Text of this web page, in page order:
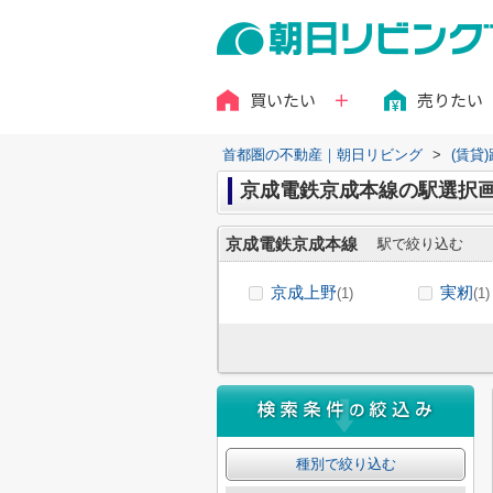
買いたい 売りたい
首都圏の不動産｜朝日リビング > (賃貸)
京成電鉄京成本線の駅選択
京成電鉄京成本線 駅で絞り込む
京成上野(1) 実籾(1)
種別で絞り込む